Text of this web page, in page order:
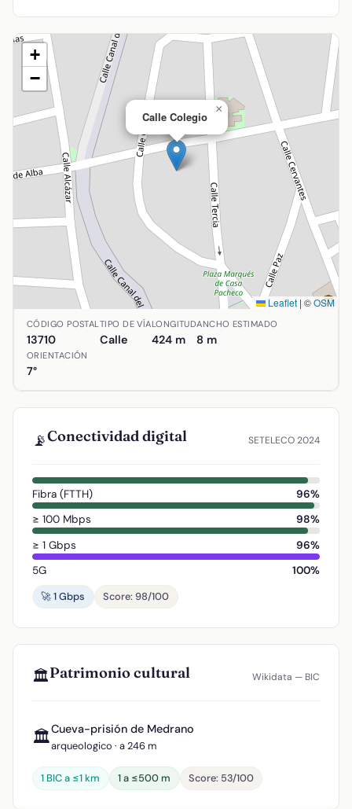
Calle Colegio
×
+
−
Leaflet | ©OSM
Ubicación de Calle Colegio en Argamasilla de Alba,
CÓDIGO POSTAL
13710
TIPO DE VÍA
Calle
LONGITUD
424 m
ANCHO ESTIMADO
8 m
ORIENTACIÓN
7°
📡Conectividad digital SETELECO 2024
Fibra (FTTH)
96%
≥ 100 Mbps
98%
≥ 1 Gbps
96%
5G
100%
🚀 1 Gbps
Score: 98/100
🏛️Patrimonio cultural Wikidata — BIC
🏛️Cueva-prisión de Medrano
arqueologico · a 246 m
1 BIC a ≤1 km 1 a ≤500 m Score: 53/100